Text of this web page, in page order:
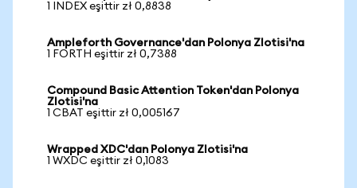
1 INDEX eşittir zł 0,8838
Ampleforth Governance'dan Polonya Zlotisi'na
1 FORTH eşittir zł 0,7388
Compound Basic Attention Token'dan Polonya
Zlotisi'na
1 CBAT eşittir zł 0,005167
Wrapped XDC'dan Polonya Zlotisi'na
1 WXDC eşittir zł 0,1083